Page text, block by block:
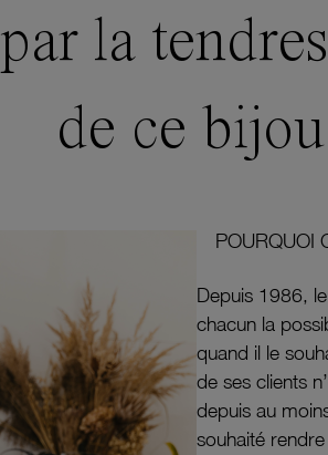
par la
de ce bijou
POURQUOI
Depuis 1986,
chacun la
quand il le
de ses clients
depuis au
souhaité